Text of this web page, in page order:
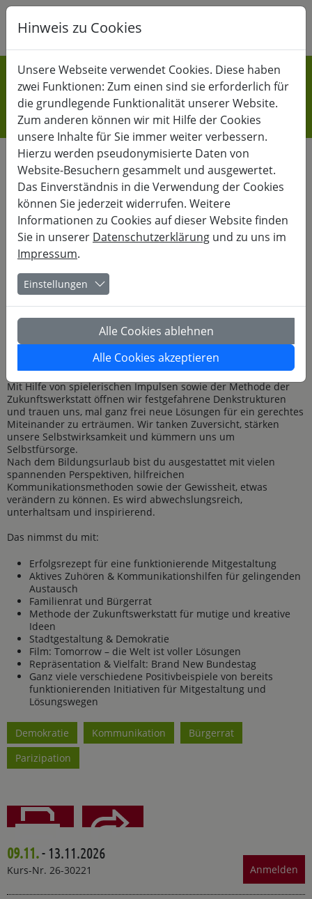
K B
GESELLSCHAFT
Demokratie und
Zeitgeschichte
Gesellschaftlicher Wandel
durch gelebte Demokratie
Für mehr Mitgestaltung im Alltag
Demokratie ist so viel mehr als alle paar Jahre wählen zu
gehen. Wie aber kann es gelingen, Menschen zum Mitwirken
einzuladen? Wie wollen wir miteinander leben und was haben
Stadtgestaltung und Demokratie miteinander zu tun?
Wir lernen das Konzept des Familienrats kennen, üben in
Gesprächen Raum für Empathie und Vielschichtigkeit zu geben
und reflektieren unsere eigenen Schranken im Kopf.
Mit Hilfe von spielerischen Impulsen sowie der Methode der
Zukunftswerkstatt öffnen wir festgefahrene Denkstrukturen
und trauen uns, mal ganz frei neue Lösungen für ein gerechtes
Miteinander zu erträumen. Wir tanken Zuversicht, stärken
unsere Selbstwirksamkeit und kümmern uns um
Selbstfürsorge.
Nach dem Bildungsurlaub bist du ausgestattet mit vielen
spannenden Perspektiven, hilfreichen
Kommunikationsmethoden sowie der Gewissheit, etwas
verändern zu können. Es wird abwechslungsreich,
unterhaltsam und inspirierend.
Das nimmst du mit:
Erfolgsrezept für eine funktionierende Mitgestaltung
Aktives Zuhören & Kommunikationshilfen für gelingenden
Austausch
Familienrat und Bürgerrat
Methode der Zukunftswerkstatt für mutige und kreative
Ideen
Stadtgestaltung & Demokratie
Film: Tomorrow – die Welt ist voller Lösungen
Repräsentation & Vielfalt: Brand New Bundestag
Ganz viele verschiedene Positivbeispiele von bereits
funktionierenden Initiativen für Mitgestaltung und
Lösungswegen
Demokratie Kommunikation
Bürgerrat
Parizipation
Drucken Teilen
09.11.- 13.11.2026
Kurs-Nr. 26-30221 Anmelden
Hinweis zu Cookies
Unsere Webseite verwendet Cookies. Diese haben
zwei Funktionen: Zum einen sind sie erforderlich für
die grundlegende Funktionalität unserer Website.
Zum anderen können wir mit Hilfe der Cookies
unsere Inhalte für Sie immer weiter verbessern.
Hierzu werden pseudonymisierte Daten von
Website-Besuchern gesammelt und ausgewertet.
Das Einverständnis in die Verwendung der Cookies
können Sie jederzeit widerrufen. Weitere
Informationen zu Cookies auf dieser Website finden
Sie in unserer Datenschutzerklärung und zu uns im
Impressum.
Einstellungen
Alle Cookies ablehnen
Alle Cookies akzeptieren